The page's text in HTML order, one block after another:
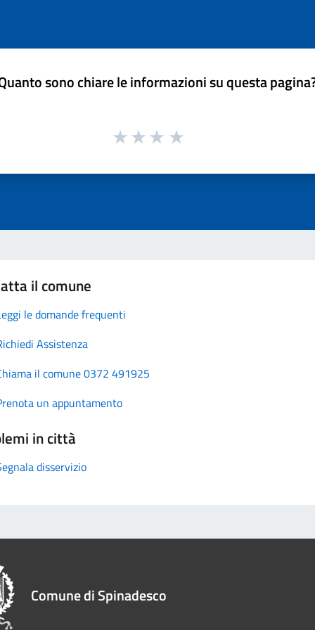
sono chiare le informazioni su questa
il comune
le domande frequenti
Assistenza
il comune 0372 491925
un appuntamento
in città
disservizio
Comune di Spinadesco